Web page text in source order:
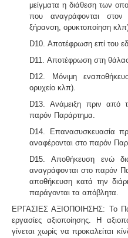
Τακτοποίηση εξ
με τις από 12-06-2018
4495/2017 τα εκτός
προχωρήσουν σε
κατόπιν αγωγής στο
συνιδιοκτητών..
Μελέτη
δεξαμενής - Οι πισίνες
επεξεργασίας νερού
διάταγμα ΠΔ 274/97. Για
απαιτείται
κανονισμός
λειτουργίας εκδίδεται
μείγματα η διάθεση των
που αναγράφονται
ξήρανση, ορυκτοποίηση
D10. Αποτέφρωση επί του
D11. Αποτέφρωση στη
D12. Μόνιμη
ορυχείο κλπ).
D13. Ανάμειξη πριν από
παρόν Παράρτημα.
D14. Επανασυσκευασία
αναφέρονται στο παρόν
D15. Αποθήκευση ενώ
αναγράφονται στο παρόν
αποθήκευση κατά την
παράγονται τα απόβλητα.
ΕΡΓΑΣΙΕΣ ΑΞΙΟΠΟΙΗΣΗΣ: Το
εργασίες αξιοποίησης. Η
γίνεται χωρίς να προκαλείται